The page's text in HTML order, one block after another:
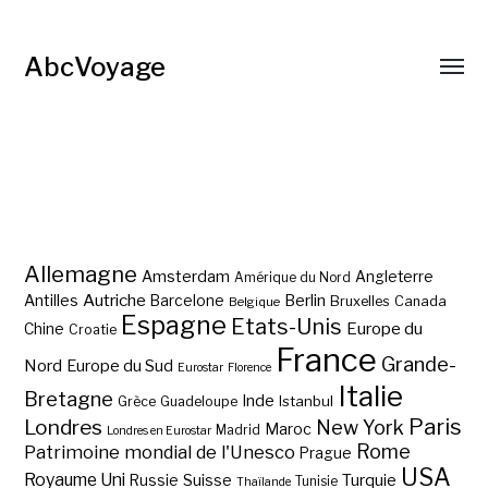
AbcVoyage
Allemagne Amsterdam Amérique du Nord Angleterre
Antilles Autriche Barcelone Belgique Berlin Bruxelles Canada
Chine Croatie Espagne Etats-Unis Europe du
Nord Europe du Sud Eurostar Florence France Grande-
Bretagne Grèce Guadeloupe Inde Istanbul Italie
Londres Londres en Eurostar Madrid Maroc New York Paris
Patrimoine mondial de l'Unesco Prague Rome
Royaume Uni Russie Suisse Thaïlande Tunisie Turquie USA